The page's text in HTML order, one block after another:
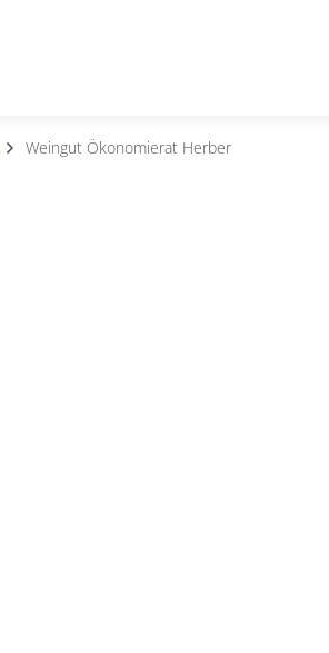
Weingut Ökonomierat Herber